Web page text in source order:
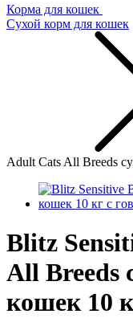
Корма для кошек
Сухой корм для кошек
Adult Cats All Breeds
Blitz
All Breeds
кошек 10